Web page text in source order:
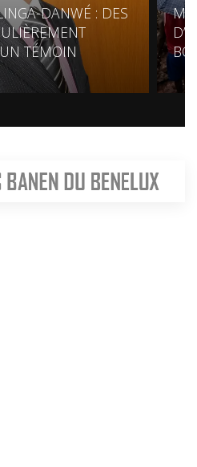
DANWÉ : DES
TÉMOIN